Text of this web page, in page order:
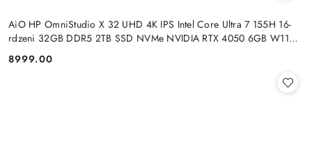
AiO HP OmniStudio X 32 UHD 4K IPS Intel Core Ultra 7 155H 16-
rdzeni 32GB DDR5 2TB SSD NVMe NVIDIA RTX 4050 6GB W11
+klaw. i mysz
Cena:
8999.00